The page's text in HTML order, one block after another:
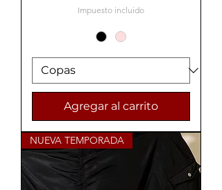
Impuesto incluido
Agregar al carrito
NUEVA TEMPORADA